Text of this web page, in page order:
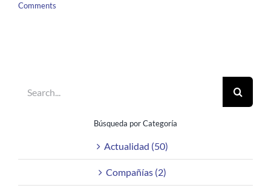
Comments
for:
Búsqueda por Categoría
Actualidad (50)
Compañías (2)